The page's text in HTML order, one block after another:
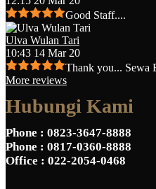
Good Staff....
Ulva Wulan Tari
10:43 14 Mar 20
Thank you... Sewa
More reviews
Hubungi Kami
Phone : 0823-3647-8888
Phone : 0817-0360-8888
Office : 022-2054-0468